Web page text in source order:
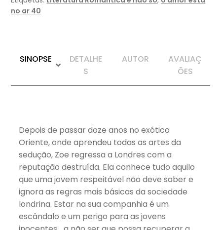
no ar 40
SINOPSE
DETALHE
S
AUTOR
AVALIAÇ
ÕES
Depois de passar doze anos no exótico
Oriente, onde aprendeu todas as artes da
sedução, Zoe regressa a Londres com a
reputação destruída. Ela conhece tudo aquilo
que uma jovem respeitável não deve saber e
ignora as regras mais básicas da sociedade
londrina. Estar na sua companhia é um
escândalo e um perigo para as jovens